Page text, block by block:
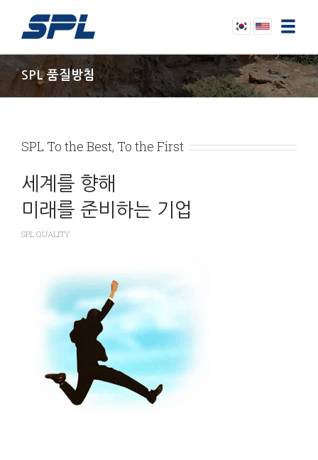
KoreanEnglish
SPL 품질방침
SPL To the Best, To the First
세계를 향해
미래를 준비하는 기업
SPL QUALITY